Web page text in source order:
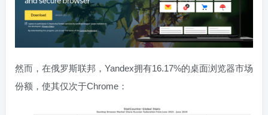
然而，在俄罗斯联邦，Yandex拥有16.17%的桌面浏览器市场
份额，使其仅次于Chrome：